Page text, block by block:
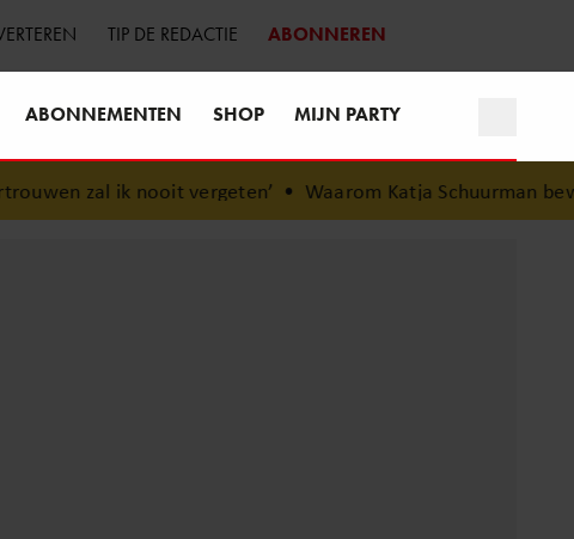
TIP DE REDACTIE ABONNEREN
ABONNEMENTEN SHOP MIJN PARTY
vergeten’•Waarom Katja Schuurman bewust voor rust